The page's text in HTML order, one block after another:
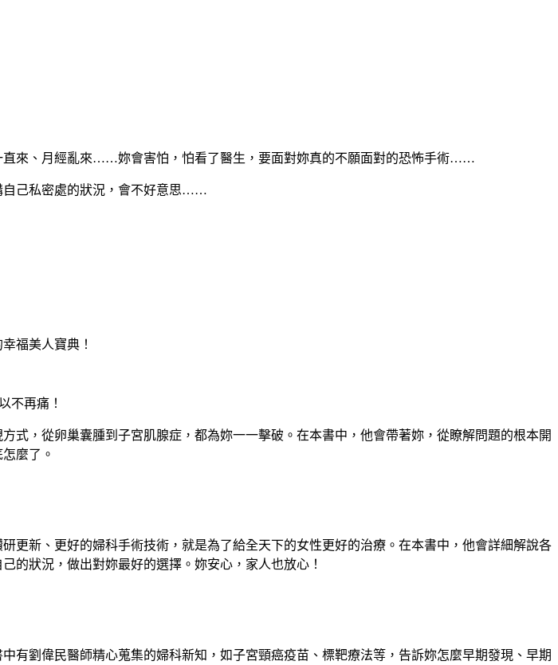
直來、月經亂來……妳會害怕，怕看了醫生，要面對妳真的不願面對的恐怖手術……
自己私密處的狀況，會不好意思……
福美人寶典！
不再痛！
式，從卵巢囊腫到子宮肌腺症，都為妳一一擊破。在本書中，他會帶著妳，從瞭解問題的根本開
麼了。
更新、更好的婦科手術技術，就是為了給全天下的女性更好的治療。在本書中，他會詳細解說各
的狀況，做出對妳最好的選擇。妳安心，家人也放心！
有劉偉民醫師精心蒐集的婦科新知，如子宮頸癌疫苗、標靶療法等，告訴妳怎麼早期發現、早期